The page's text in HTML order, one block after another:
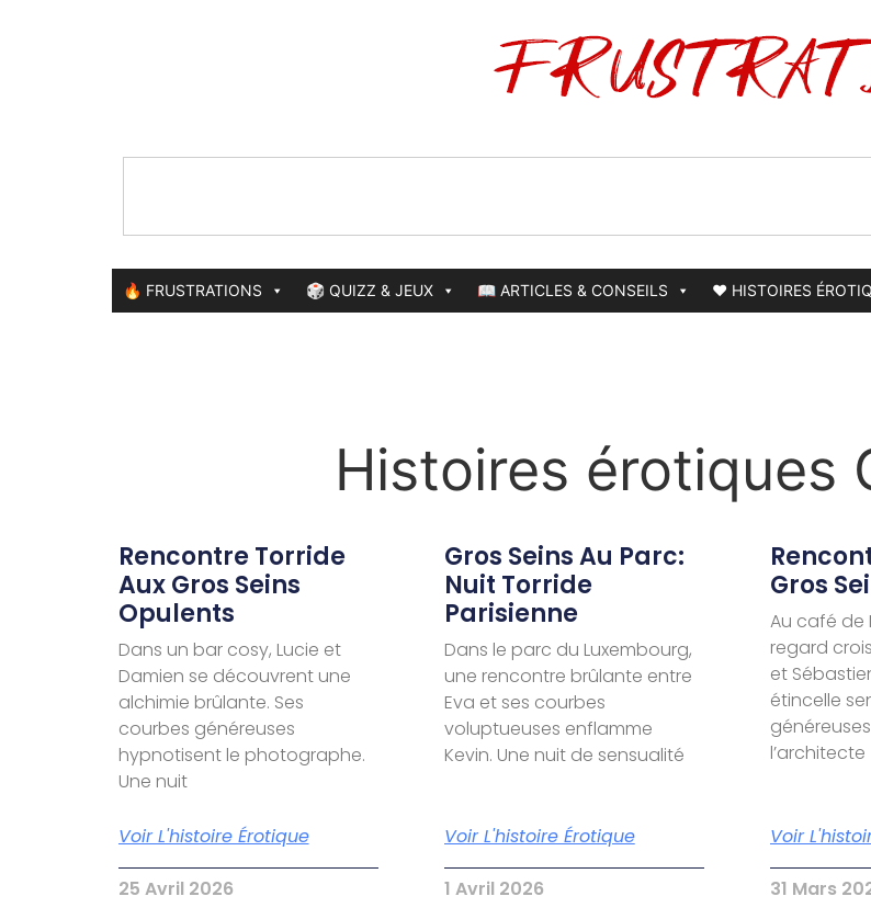
🔥 FRUSTRATIONS 🎲 QUIZZ & JEUX 📖 ARTICLES & CONSEILS ❤️ HISTOIRES
Histoires érotiques
Rencontre Torride
Aux Gros Seins
Opulents
Dans un bar cosy, Lucie et
Damien se découvrent une
alchimie brûlante. Ses
courbes généreuses
hypnotisent le photographe.
Une nuit
Voir L'histoire Érotique
25 Avril 2026
Gros Seins Au Parc:
Nuit Torride
Parisienne
Dans le parc du Luxembourg,
une rencontre brûlante entre
Eva et ses courbes
voluptueuses enflamme
Kevin. Une nuit de sensualité
Voir L'histoire Érotique
1 Avril 2026
Gros
Au café de
regard
et
étincelle
l’architecte
Voir
31 Mars